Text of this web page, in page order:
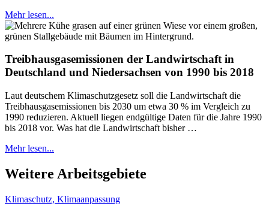
Mehr lesen...
Treibhausgasemissionen der Landwirtschaft in
Deutschland und Niedersachsen von 1990 bis 2018
Laut deutschem Klimaschutzgesetz soll die Landwirtschaft die
Treibhausgasemissionen bis 2030 um etwa 30 % im Vergleich zu
1990 reduzieren. Aktuell liegen endgültige Daten für die Jahre 1990
bis 2018 vor. Was hat die Landwirtschaft bisher …
Mehr lesen...
Weitere Arbeitsgebiete
Klimaschutz, Klimaanpassung